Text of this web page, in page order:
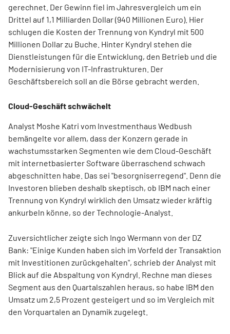
gerechnet. Der Gewinn fiel im Jahresvergleich um ein
Drittel auf 1,1 Milliarden Dollar (940 Millionen Euro). Hier
schlugen die Kosten der Trennung von Kyndryl mit 500
Millionen Dollar zu Buche. Hinter Kyndryl stehen die
Dienstleistungen für die Entwicklung, den Betrieb und die
Modernisierung von IT-Infrastrukturen. Der
Geschäftsbereich soll an die Börse gebracht werden.
Cloud-Geschäft schwächelt
Analyst Moshe Katri vom Investmenthaus Wedbush
bemängelte vor allem, dass der Konzern gerade in
wachstumsstarken Segmenten wie dem Cloud-Geschäft
mit internetbasierter Software überraschend schwach
abgeschnitten habe. Das sei "besorgniserregend". Denn die
Investoren blieben deshalb skeptisch, ob IBM nach einer
Trennung von Kyndryl wirklich den Umsatz wieder kräftig
ankurbeln könne, so der Technologie-Analyst.
Zuversichtlicher zeigte sich Ingo Wermann von der DZ
Bank: "Einige Kunden haben sich im Vorfeld der Transaktion
mit Investitionen zurückgehalten", schrieb der Analyst mit
Blick auf die Abspaltung von Kyndryl. Rechne man dieses
Segment aus den Quartalszahlen heraus, so habe IBM den
Umsatz um 2,5 Prozent gesteigert und so im Vergleich mit
den Vorquartalen an Dynamik zugelegt.